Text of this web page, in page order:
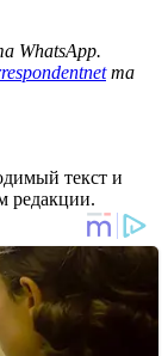
WhatsApp.
та
текст и
редакции.